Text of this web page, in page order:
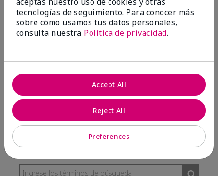
100%
tecnologías de seguimiento. Para conocer más
sobre cómo usamos tus datos personales,
consulta nuestra Política de privacidad.
Preferences
Reject All
Accept All